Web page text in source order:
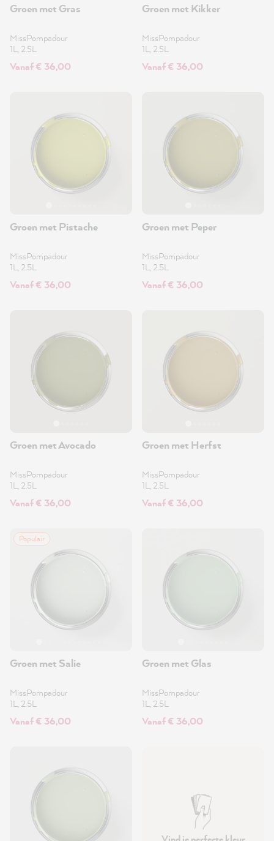
Groen met Gras
MissPompadour
1L, 2.5L
Vanaf € 36,00
Groen met Kikker
MissPompadour
1L, 2.5L
Vanaf € 36,00
Groen met Pistache
MissPompadour
1L, 2.5L
Vanaf € 36,00
Groen met Peper
MissPompadour
1L, 2.5L
Vanaf € 36,00
Groen met Avocado
MissPompadour
1L, 2.5L
Vanaf € 36,00
Groen met Herfst
MissPompadour
1L, 2.5L
Vanaf € 36,00
Populair
Groen met Salie
MissPompadour
1L, 2.5L
Vanaf € 36,00
Groen met Glas
MissPompadour
1L, 2.5L
Vanaf € 36,00
Vind je perfecte kleur